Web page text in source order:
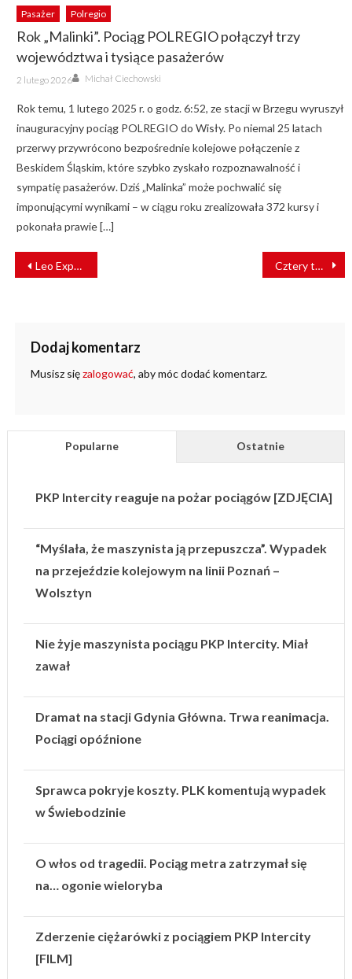
Pasażer Polregio
Rok „Malinki”. Pociąg POLREGIO połączył trzy
województwa i tysiące pasażerów
Posted
on
2 lutego 2026 Author
Michał Ciechowski
Rok temu, 1 lutego 2025 r. o godz. 6:52, ze stacji w Brzegu wyruszył
inauguracyjny pociąg POLREGIO do Wisły. Po niemal 25 latach
przerwy przywrócono bezpośrednie kolejowe połączenie z
Beskidem Śląskim, które szybko zyskało rozpoznawalność i
sympatię pasażerów. Dziś „Malinka” może pochwalić się
imponującymi wynikami – w ciągu roku zrealizowała 372 kursy i
pokonała prawie […]
NAWIGACJA
WPISU
Leo Express podwoił liczbę połączeń Warszawa – Kraków. Czas na Przemyśl? Cztery tory z Pszczółek do Pruszcza Gdańskiego. Umowa podpisana!
Dodaj komentarz
Musisz sięzalogować, aby móc dodać komentarz.
Popularne Ostatnie
PKP Intercity reaguje na pożar pociągów [ZDJĘCIA]
“Myślała, że maszynista ją przepuszcza”. Wypadek
na przejeździe kolejowym na linii Poznań –
Wolsztyn
Nie żyje maszynista pociągu PKP Intercity. Miał
zawał
Dramat na stacji Gdynia Główna. Trwa reanimacja.
Pociągi opóźnione
Sprawca pokryje koszty. PLK komentują wypadek
w Świebodzinie
O włos od tragedii. Pociąg metra zatrzymał się
na… ogonie wieloryba
Zderzenie ciężarówki z pociągiem PKP Intercity
[FILM]